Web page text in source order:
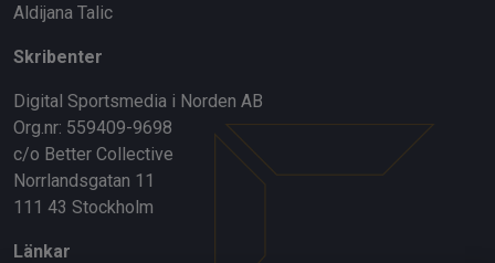
Aldijana Talic
Skribenter
Digital Sportsmedia i Norden AB
Org.nr: 559409-9698
c/o Better Collective
Norrlandsgatan 11
111 43 Stockholm
Länkar